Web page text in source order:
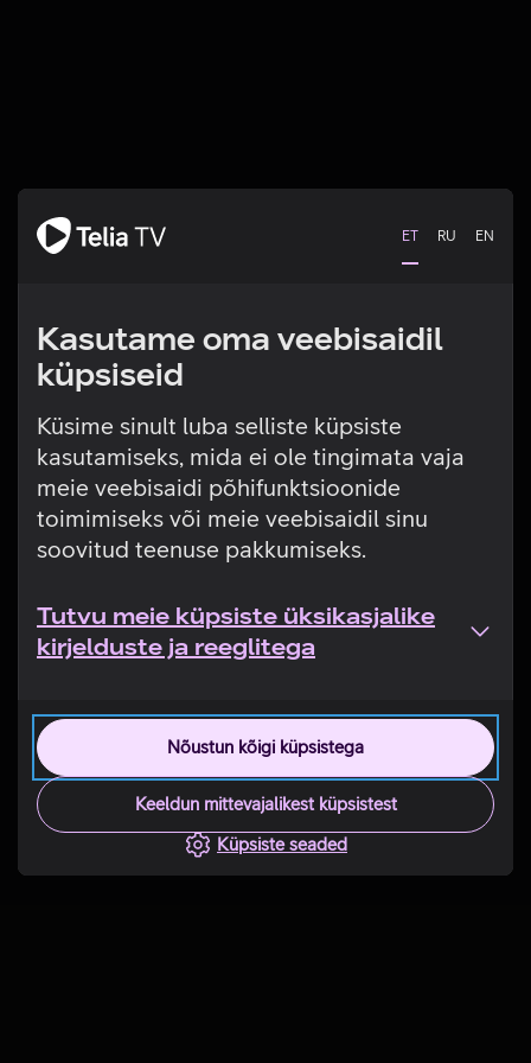
ET RU EN
Kasutame oma veebisaidil
küpsiseid
Küsime sinult luba selliste küpsiste
kasutamiseks, mida ei ole tingimata vaja
meie veebisaidi põhifunktsioonide
toimimiseks või meie veebisaidil sinu
soovitud teenuse pakkumiseks.
Tutvu meie küpsiste üksikasjalike
kirjelduste ja reeglitega
Nõustun kõigi küpsistega
Keeldun mittevajalikest küpsistest
Küpsiste seaded
Tehniline viga